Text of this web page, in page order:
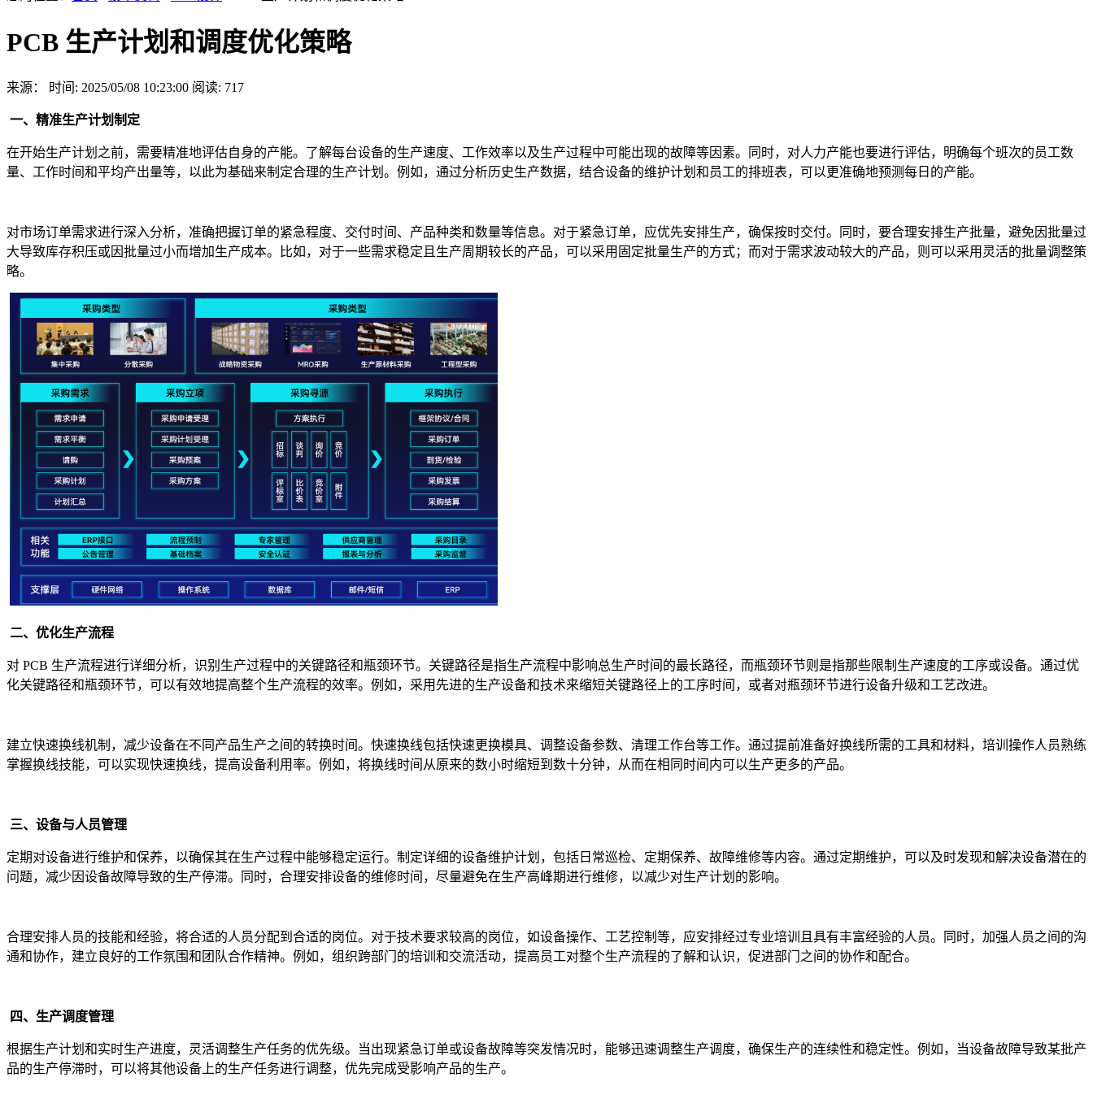
PCB 生产计划和调度优化策略
来源： 时间: 2025/05/08 10:23:00 阅读: 717
一、精准生产计划制定
在开始生产计划之前，需要精准地评估自身的产能。了解每台设备的生产速度、工作效率以及生产过程中可能出现的故障等因素。同时，对人力产能也要进行评估，明确每个班次的员工数
量、工作时间和平均产出量等，以此为基础来制定合理的生产计划。例如，通过分析历史生产数据，结合设备的维护计划和员工的排班表，可以更准确地预测每日的产能。
对市场订单需求进行深入分析，准确把握订单的紧急程度、交付时间、产品种类和数量等信息。对于紧急订单，应优先安排生产，确保按时交付。同时，要合理安排生产批量，避免因批量过
大导致库存积压或因批量过小而增加生产成本。比如，对于一些需求稳定且生产周期较长的产品，可以采用固定批量生产的方式；而对于需求波动较大的产品，则可以采用灵活的批量调整策
略。
二、优化生产流程
对 PCB 生产流程进行详细分析，识别生产过程中的关键路径和瓶颈环节。关键路径是指生产流程中影响总生产时间的最长路径，而瓶颈环节则是指那些限制生产速度的工序或设备。通过优
化关键路径和瓶颈环节，可以有效地提高整个生产流程的效率。例如，采用先进的生产设备和技术来缩短关键路径上的工序时间，或者对瓶颈环节进行设备升级和工艺改进。
建立快速换线机制，减少设备在不同产品生产之间的转换时间。快速换线包括快速更换模具、调整设备参数、清理工作台等工作。通过提前准备好换线所需的工具和材料，培训操作人员熟练
掌握换线技能，可以实现快速换线，提高设备利用率。例如，将换线时间从原来的数小时缩短到数十分钟，从而在相同时间内可以生产更多的产品。
三、设备与人员管理
定期对设备进行维护和保养，以确保其在生产过程中能够稳定运行。制定详细的设备维护计划，包括日常巡检、定期保养、故障维修等内容。通过定期维护，可以及时发现和解决设备潜在的
问题，减少因设备故障导致的生产停滞。同时，合理安排设备的维修时间，尽量避免在生产高峰期进行维修，以减少对生产计划的影响。
合理安排人员的技能和经验，将合适的人员分配到合适的岗位。对于技术要求较高的岗位，如设备操作、工艺控制等，应安排经过专业培训且具有丰富经验的人员。同时，加强人员之间的沟
通和协作，建立良好的工作氛围和团队合作精神。例如，组织跨部门的培训和交流活动，提高员工对整个生产流程的了解和认识，促进部门之间的协作和配合。
四、生产调度管理
根据生产计划和实时生产进度，灵活调整生产任务的优先级。当出现紧急订单或设备故障等突发情况时，能够迅速调整生产调度，确保生产的连续性和稳定性。例如，当设备故障导致某批产
品的生产停滞时，可以将其他设备上的生产任务进行调整，优先完成受影响产品的生产。